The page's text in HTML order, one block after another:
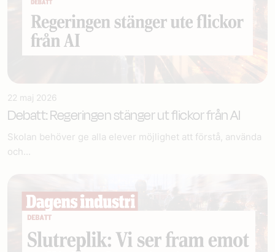
22 maj 2026
Debatt: Regeringen stänger ut flickor från AI
Skolan behöver ge alla elever möjlighet att förstå, använda
och...